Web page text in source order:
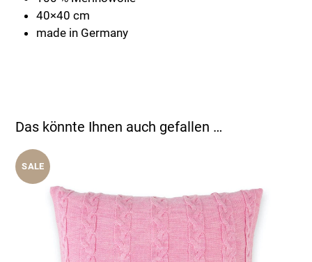
40×40 cm
made in Germany
Das könnte Ihnen auch gefallen …
SALE